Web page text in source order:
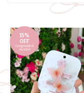
15%
OFF
comprando 4
ou mais